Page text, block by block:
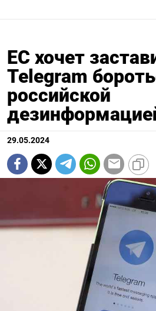
ЕС хочет
Telegram
российской
29.05.2024